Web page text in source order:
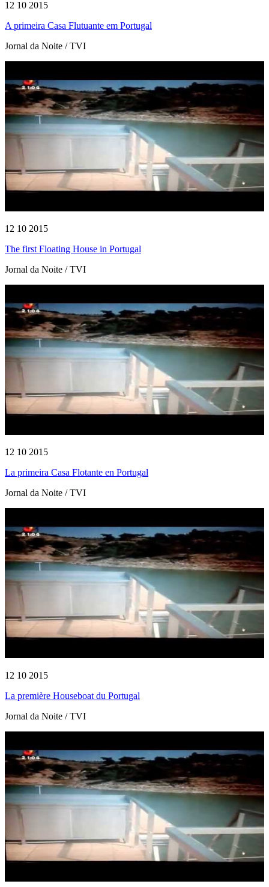
12 10 2015
A primeira Casa Flutuante em Portugal
Jornal da Noite / TVI
12 10 2015
The first Floating House in Portugal
Jornal da Noite / TVI
12 10 2015
La primeira Casa Flotante en Portugal
Jornal da Noite / TVI
12 10 2015
La première Houseboat du Portugal
Jornal da Noite / TVI